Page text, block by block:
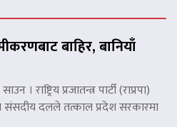
बाहिर, बानियाँ
। राष्ट्रिय प्रजातन्त्र पार्टी (राप्रपा)
संसदीय दलले तत्काल प्रदेश सरकारमा